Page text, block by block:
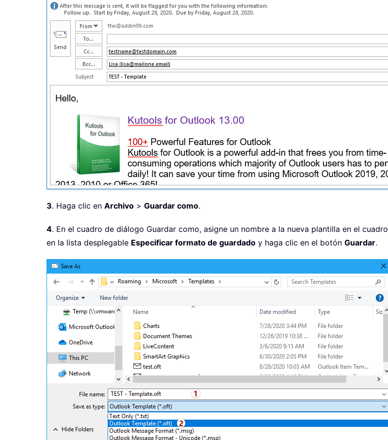
3. Haga clic en Archivo > Guardar como.
4. En el cuadro de diálogo Guardar como, asigne un nombre a la nueva plantilla en el cuadro
en la lista desplegable Especificar formato de guardado y haga clic en el botón Guardar.